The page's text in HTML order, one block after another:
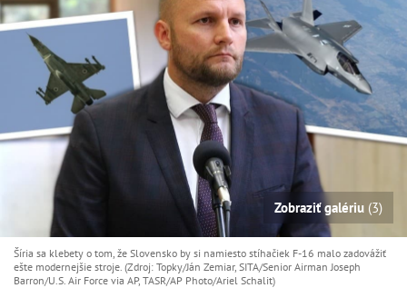
Zobraziť galériu (3)
Šíria sa klebety o tom, že Slovensko by si namiesto stíhačiek F-16 malo zadovážiť
ešte modernejšie stroje. (Zdroj: Topky/Ján Zemiar, SITA/Senior Airman Joseph
Barron/U.S. Air Force via AP, TASR/AP Photo/Ariel Schalit)